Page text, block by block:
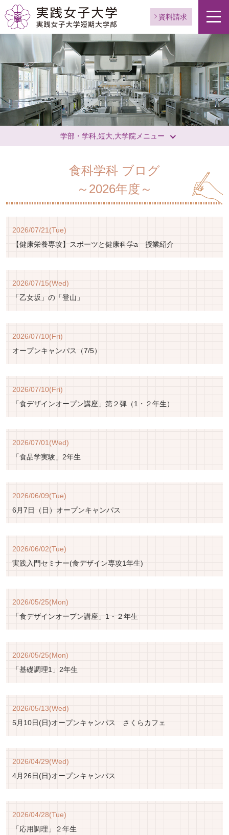
資料請求
学部・学科,短大,大学院メニュー
食科学科 ブログ
～2026年度～
2026/07/21(Tue)
【健康栄養専攻】スポーツと健康科学a 授業紹介
2026/07/15(Wed)
「乙女坂」の「登山」
2026/07/10(Fri)
オープンキャンパス（7/5）
2026/07/10(Fri)
「食デザインオープン講座」第２弾（1・２年生）
2026/07/01(Wed)
「食品学実験」2年生
2026/06/09(Tue)
6月7日（日）オープンキャンパス
2026/06/02(Tue)
実践入門セミナー(食デザイン専攻1年生)
2026/05/25(Mon)
「食デザインオープン講座」1・２年生
2026/05/25(Mon)
「基礎調理1」2年生
2026/05/13(Wed)
5月10日(日)オープンキャンパス さくらカフェ
2026/04/29(Wed)
4月26日(日)オープンキャンパス
2026/04/28(Tue)
「応用調理」２年生